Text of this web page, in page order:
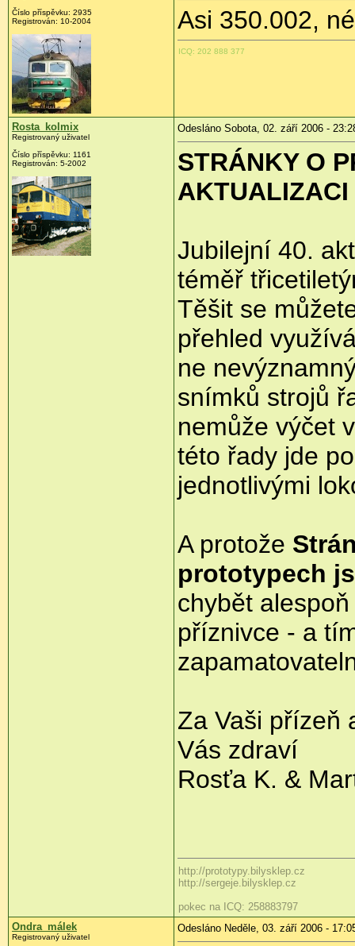
Číslo příspěvku: 2935
Registrován: 10-2004
Asi 350.002,
ICQ: 202 888 377
Rosta_kolmix
Registrovaný uživatel
Číslo příspěvku: 1161
Registrován: 5-2002
Odesláno Sobota, 02. září 2006 -
STRÁNKY O
Jubilejní 40.
téměř
Těšit se
přehled
ne
snímků strojů
nemůže výčet
této řady jde
jednotlivými
A protože
prototypech
chybět
příznivce - a
Za Vaši přízeň
Vás zdraví
Rosťa K. &
http://prototypy.bilysklep.cz
http://sergeje.bilysklep.cz
pokec na ICQ: 258883797
Ondra_málek
Registrovaný uživatel
Odesláno Neděle, 03. září 2006 -